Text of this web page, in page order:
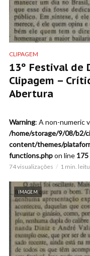
CLIPAGEM
13º Festival de
Clipagem –
Abertura
Warning: A non-numeric
/home/storage/9/08/b2/
content/themes/
functions.phpon line 175
74 visualizações 1 min.
IMAGEM